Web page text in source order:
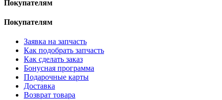
Покупателям
Покупателям
Заявка на запчасть
Как подобрать запчасть
Как сделать заказ
Бонусная программа
Подарочные карты
Доставка
Возврат товара